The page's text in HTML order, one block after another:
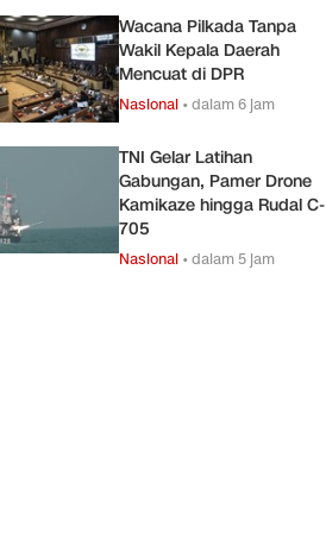
Wacana Pilkada Tanpa
Wakil Kepala Daerah
Mencuat di DPR
Nasional •dalam 6 jam
TNI Gelar Latihan
Gabungan, Pamer Drone
Kamikaze hingga Rudal C-
705
Nasional •dalam 5 jam